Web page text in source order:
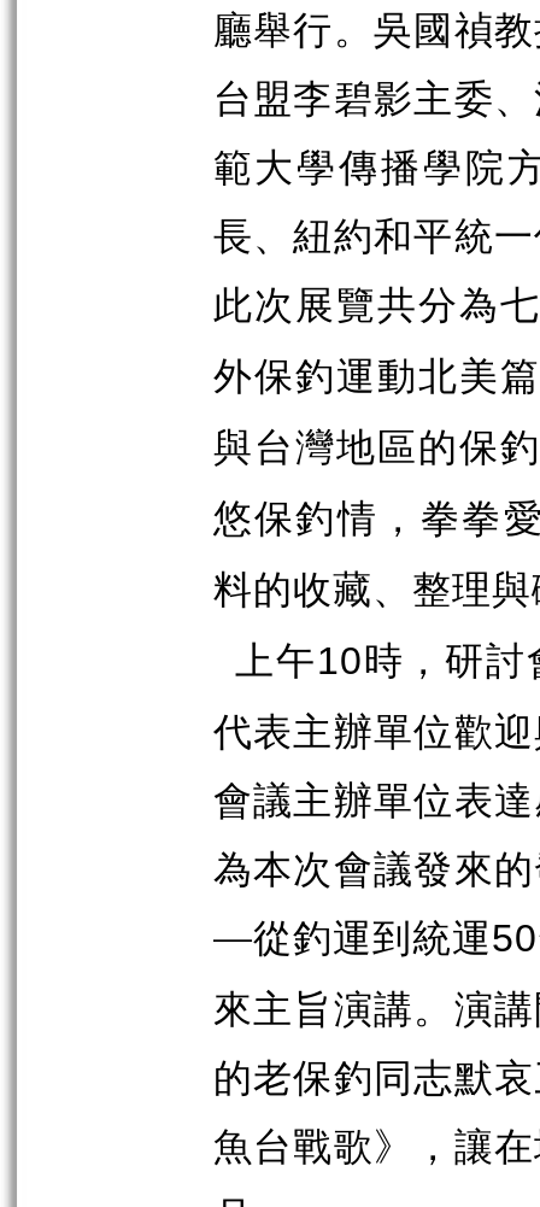
廳舉行。吳國禎
台盟李碧影主委
範大學傳播學院
長、紐約和平統
此次展覽共分為
外保釣運動北美
與台灣地區的保
悠保釣情，拳拳
料的收藏、整理
上午10時，研
代表主辦單位歡
會議主辦單位表
為本次會議發來
—從釣運到統運50
來主旨演講。演
的老保釣同志默
魚台戰歌》，讓